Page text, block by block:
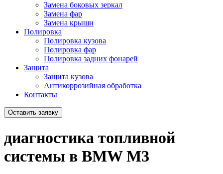
Замена боковых зеркал
Замена фар
Замена крыши
Полировка
Полировка кузова
Полировка фар
Полировка задних фонарей
Защита
Защита кузова
Антикоррозийная обработка
Контакты
Оставить заявку
диагностика топливной
системы в BMW M3